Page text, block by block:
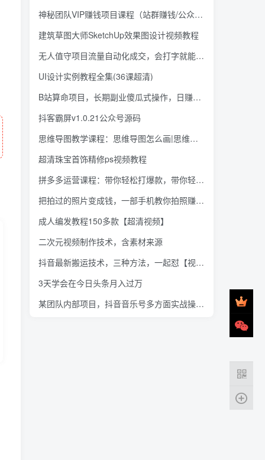
神秘团队VIP赚钱项目课程（站群赚钱/公众号赚钱）
建筑草图大师SketchUp效果图设计视频教程
无人值守项目流量自动化成交，会打字就能上手月赚2万
UI设计实例教程全集(36课超清)
B站算命项目，长期副业傻瓜式操作，日赚300+
抖客霸屏v1.0.21公众号源码
思维导图教学课程：思维导图怎么画|思维导图高效学习法
超清珠宝首饰精修ps视频教程
拼多多运营课程：带你轻松打爆款，带你轻松玩赚拼多多
把拍过的照片变成钱，一部手机教你拍照赚钱，随手月赚2000+
成人编发教程150多款【超清视频】
二次元视频制作技术，含素材来源
抖音‮新最‬搬运技术‮三，‬种方法，‮起一‬怼【视频课程】
3天学会在今日头条月入过万
某团队内部项目，抖音音乐号多方面实战操作，一天收益10160元，月入30W+